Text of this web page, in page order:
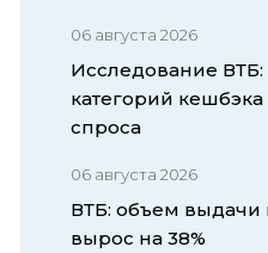
06 августа 2026
Исследование
категорий
спроса
06 августа 2026
ВТБ: объем выдачи
вырос на 38%